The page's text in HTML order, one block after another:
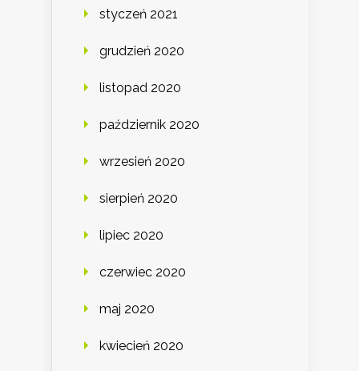
styczeń 2021
grudzień 2020
listopad 2020
październik 2020
wrzesień 2020
sierpień 2020
lipiec 2020
czerwiec 2020
maj 2020
kwiecień 2020